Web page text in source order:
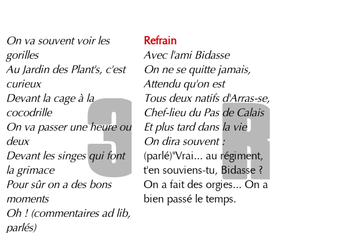
On va souvent voir les
gorilles
Au Jardin des Plant's, c'est
curieux
Devant la cage à la
cocodrille
On va passer une heure ou
deux
Devant les singes qui font
la grimace
Pour sûr on a des bons
moments
Oh ! (commentaires ad lib,
parlés)
Refrain
Avec l'ami Bidasse
On ne se quitte jamais,
Attendu qu'on est
Tous deux natifs d'Arras-se,
Chef-lieu du Pas de Calais
Et plus tard dans la vie
On dira souvent :
(parlé)"Vrai... au régiment,
t'en souviens-tu, Bidasse ?
On a fait des orgies... On a
bien passé le temps.